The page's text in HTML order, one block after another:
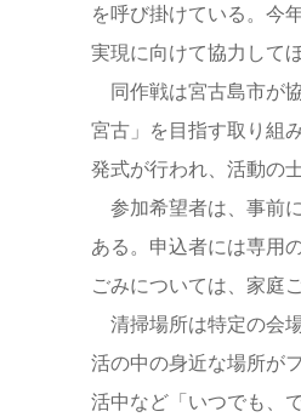
を呼び掛けている。今
実現に向けて協力して
同作戦は宮古島市が
宮古」を目指す取り組
発式が行われ、活動の
参加希望者は、事前
ある。申込者には専用
ごみについては、家庭
清掃場所は特定の会
活の中の身近な場所が
活中など「いつでも、